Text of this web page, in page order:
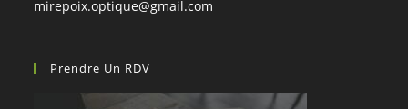
mirepoix.optique@gmail.com
Prendre Un RDV